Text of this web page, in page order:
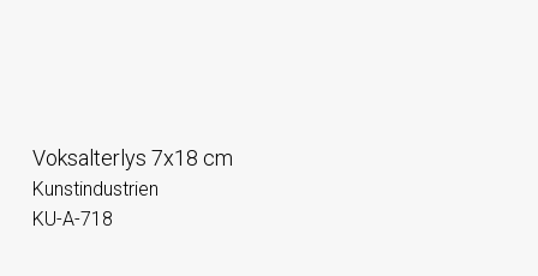
Voksalterlys 7x18 cm
Kunstindustrien
KU-A-718